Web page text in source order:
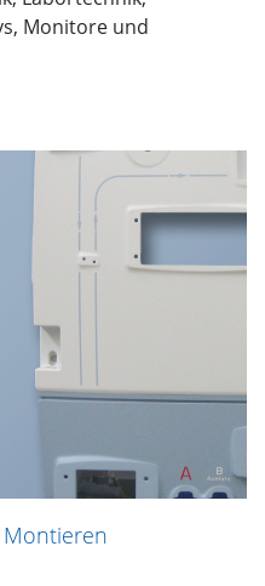
Monitore und